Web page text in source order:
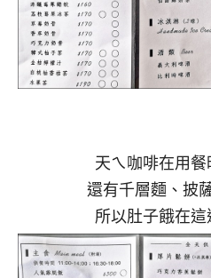
天ㄟ咖啡在用
還有千層麵、披
所以肚子餓在